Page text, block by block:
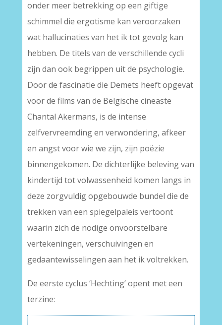
onder meer betrekking op een giftige
schimmel die ergotisme kan veroorzaken
wat hallucinaties van het ik tot gevolg kan
hebben. De titels van de verschillende cycli
zijn dan ook begrippen uit de psychologie.
Door de fascinatie die Demets heeft opgevat
voor de films van de Belgische cineaste
Chantal Akermans, is de intense
zelfvervreemding en verwondering, afkeer
en angst voor wie we zijn, zijn poëzie
binnengekomen. De dichterlijke beleving van
kindertijd tot volwassenheid komen langs in
deze zorgvuldig opgebouwde bundel die de
trekken van een spiegelpaleis vertoont
waarin zich de nodige onvoorstelbare
vertekeningen, verschuivingen en
gedaantewisselingen aan het ik voltrekken.
De eerste cyclus ‘Hechting’ opent met een
terzine: